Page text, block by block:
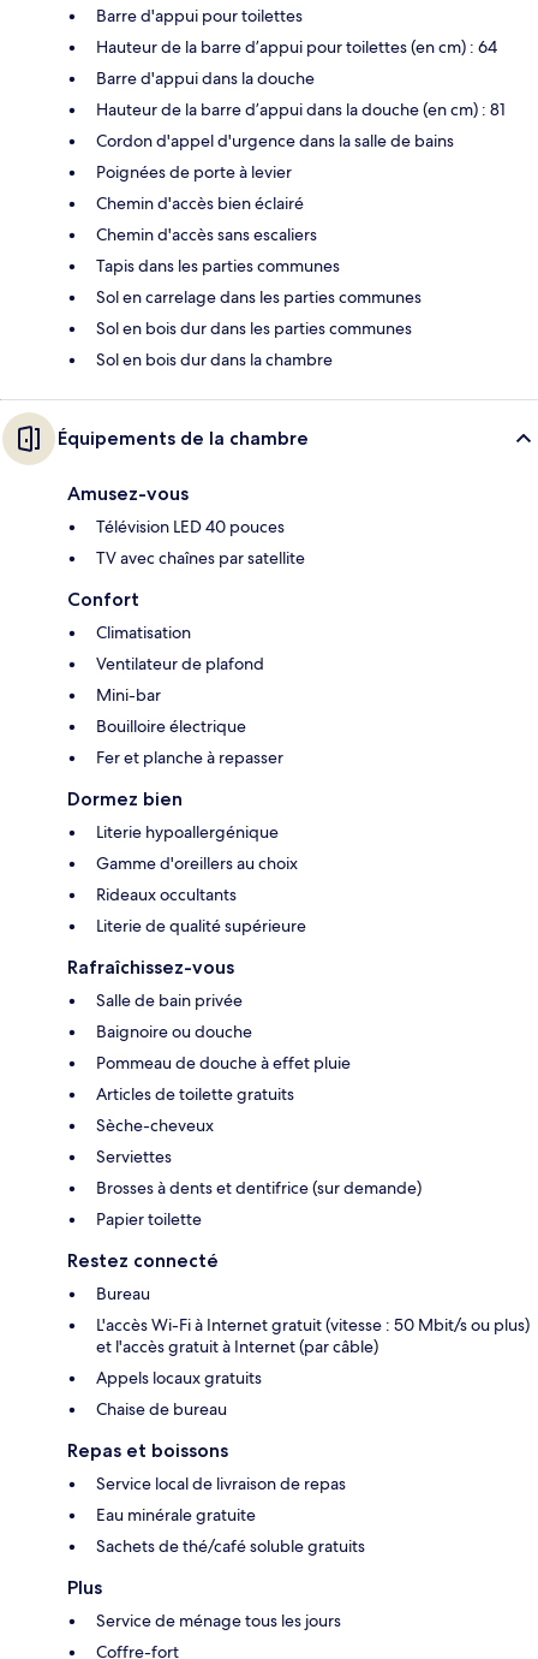
Barre d'appui pour toilettes
Hauteur de la barre d’appui pour toilettes (en cm) : 64
Barre d'appui dans la douche
Hauteur de la barre d’appui dans la douche (en cm) : 81
Cordon d'appel d'urgence dans la salle de bains
Poignées de porte à levier
Chemin d'accès bien éclairé
Chemin d'accès sans escaliers
Tapis dans les parties communes
Sol en carrelage dans les parties communes
Sol en bois dur dans les parties communes
Sol en bois dur dans la chambre
Équipements de la chambre
Amusez-vous
Télévision LED 40 pouces
TV avec chaînes par satellite
Confort
Climatisation
Ventilateur de plafond
Mini-bar
Bouilloire électrique
Fer et planche à repasser
Dormez bien
Literie hypoallergénique
Gamme d'oreillers au choix
Rideaux occultants
Literie de qualité supérieure
Rafraîchissez-vous
Salle de bain privée
Baignoire ou douche
Pommeau de douche à effet pluie
Articles de toilette gratuits
Sèche-cheveux
Serviettes
Brosses à dents et dentifrice (sur demande)
Papier toilette
Restez connecté
Bureau
L'accès Wi-Fi à Internet gratuit (vitesse : 50 Mbit/s ou plus)
et l'accès gratuit à Internet (par câble)
Appels locaux gratuits
Chaise de bureau
Repas et boissons
Service local de livraison de repas
Eau minérale gratuite
Sachets de thé/café soluble gratuits
Plus
Service de ménage tous les jours
Coffre-fort